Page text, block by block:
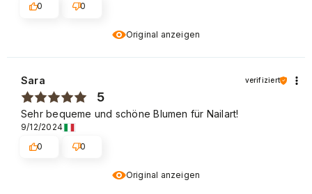
Original anzeigen
0
0
Original anzeigen
Sara verifiziert
5
Sehr bequeme und schöne Blumen für Nailart!
9/12/2024
0
0